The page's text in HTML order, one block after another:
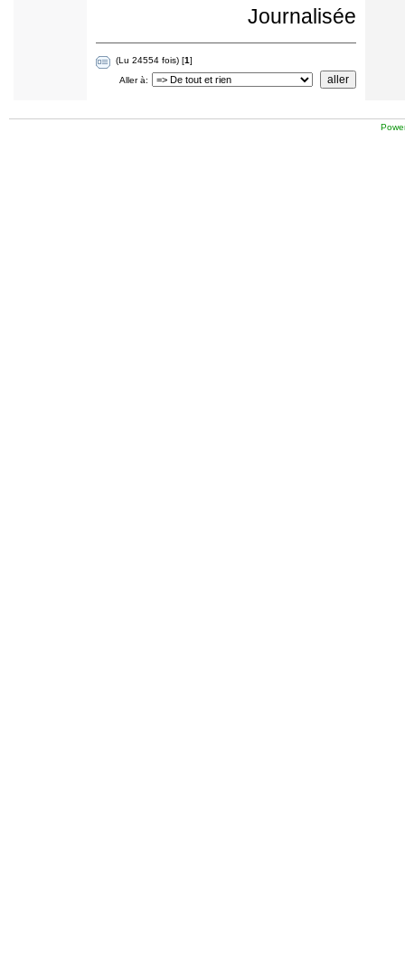
Journalisée
(Lu 24554 fois) [1]
Aller à: